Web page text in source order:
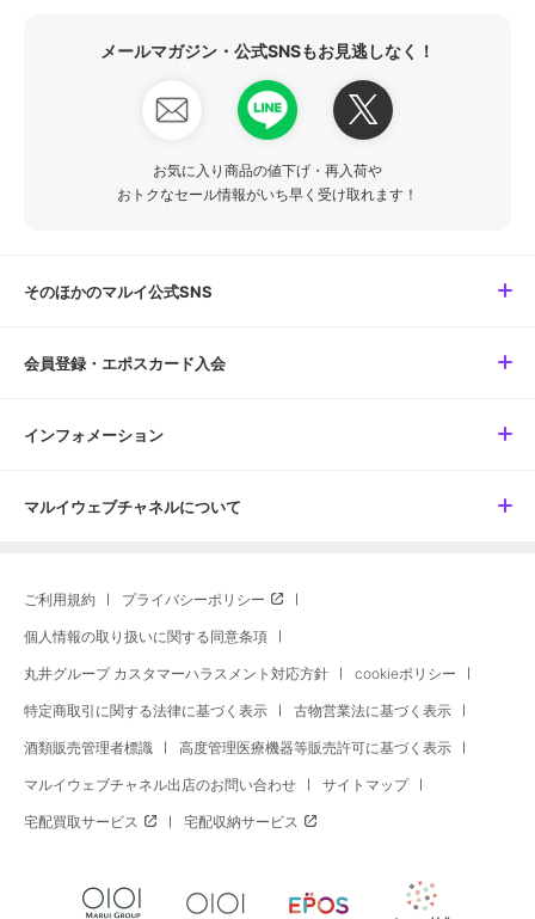
メールマガジン・公式SNSもお見逃しなく！
お気に入り商品の値下げ・再入荷や
おトクなセール情報がいち早く受け取れます！
そのほかのマルイ公式SNS
会員登録・エポスカード入会
インフォメーション
マルイウェブチャネルについて
ご利用規約 プライバシーポリシー
個人情報の取り扱いに関する同意条項
丸井グループ カスタマーハラスメント対応方針 cookieポリシー
特定商取引に関する法律に基づく表示 古物営業法に基づく表示
酒類販売管理者標識 高度管理医療機器等販売許可に基づく表示
マルイウェブチャネル出店のお問い合わせ サイトマップ
宅配買取サービス 宅配収納サービス